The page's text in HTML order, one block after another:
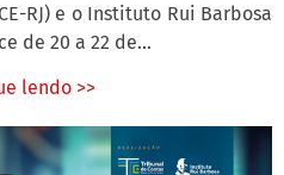
RJ) e o Instituto Rui Barbosa
de 20 a 22 de...
lendo >>